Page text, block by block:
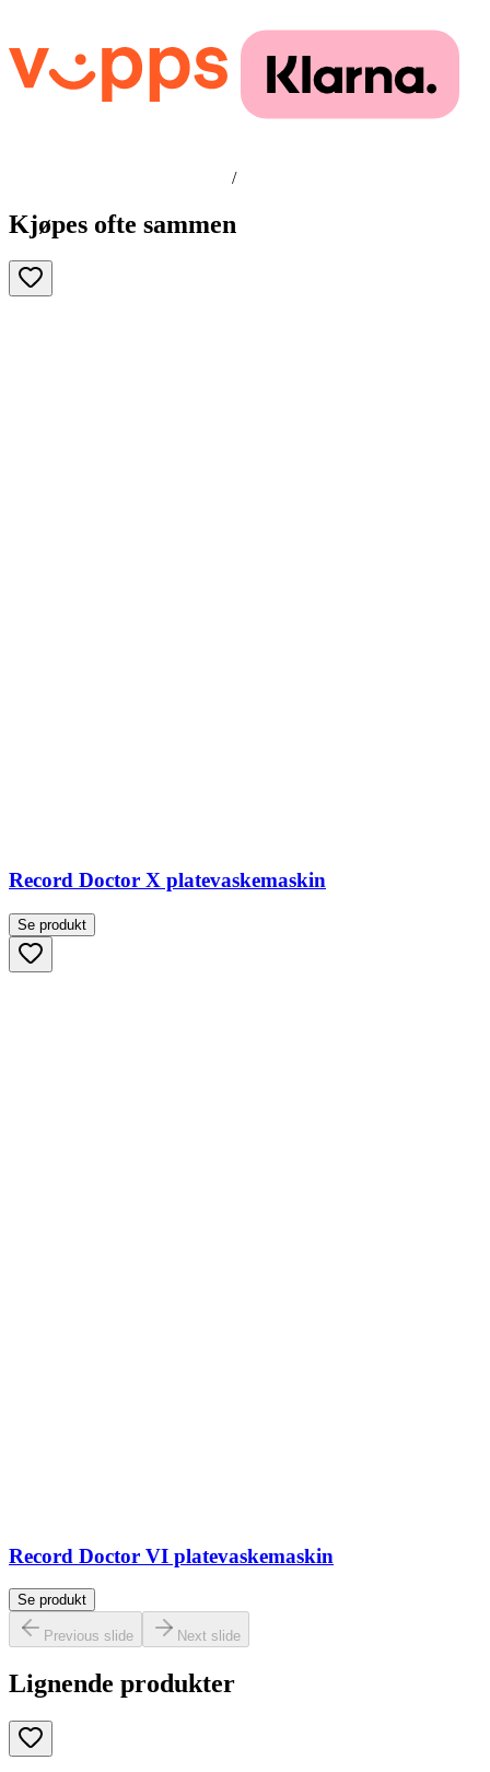
/
Kjøpes ofte sammen
Record Doctor X platevaskemaskin
Se produkt
Record Doctor VI platevaskemaskin
Se produkt
Previous slide Next slide
Lignende produkter